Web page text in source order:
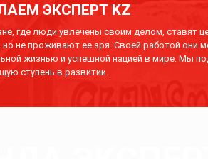
ЭКСПЕРТ KZ
где люди увлечены своим делом, ставят
не проживают ее зря. Своей работой
жизнью и успешной нацией в мире. Мы
ступень в развитии.